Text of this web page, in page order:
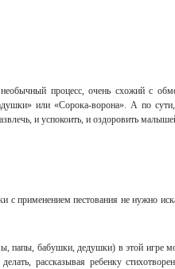
необычный процесс, очень схожий с
или «Сорока-ворона». А по
и успокоить, и оздоровить
с применением пестования не нужно
папы, бабушки, дедушки) в этой игре
рассказывая ребенку